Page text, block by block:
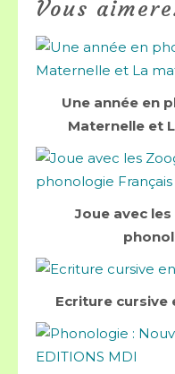
Vous
Une année en
Maternelle et
Joue avec
Ecriture cursive